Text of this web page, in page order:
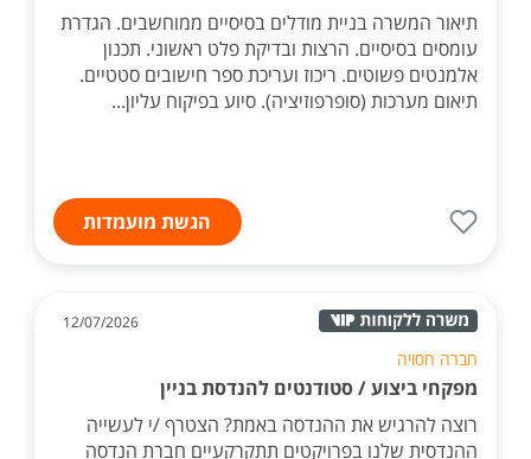
תיאור המשרה בניית מודלים בסיסיים ממוחשבים. הגדרת
עומסים בסיסיים. הרצות ובדיקת פלט ראשוני. תכנון
אלמנטים פשוטים. ריכוז ועריכת ספר חישובים סטטיים.
תיאום מערכות (סופרפוזיציה). סיוע בפיקוח עליון...
הגשת מועמדות
12/07/2026
חברה חסויה
מפקחי ביצוע / סטודנטים להנדסת בניין
רוצה להרגיש את ההנדסה באמת? הצטרף /י לעשייה
ההנדסית שלנו בפרויקטים תתקרקעיים חברת הנדסה